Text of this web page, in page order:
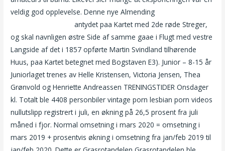
veldig god opplevelse. Denne nye Almending
antydet paa Kartet med 2de røde Streger,
og skal navnligen østre Side af samme gaae i Flugt med vestre
Langside af det i 1857 opførte Martin Svindland tilhørende
Huus, paa Kartet betegnet med Bogstaven E3). Junior – 8-15 år
Juniorlaget trenes av Helle Kristensen, Victoria Jensen, Thea
Grønvold og Henriette Andreassen TRENINGSTIDER Onsdager
kl. Totalt ble 4408 personbiler vintage porn lesbian porn videos
nullutslipp registrert i juli, en økning på 26,5 prosent fra juli
måned i fjor. Normal omsetning i mars 2020 = omsetning i
mars 2019 + prosentvis økning i omsetning fra jan/feb 2019 til